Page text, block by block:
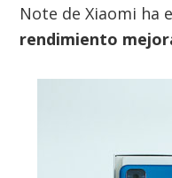
Note de Xiaomi ha
rendimiento